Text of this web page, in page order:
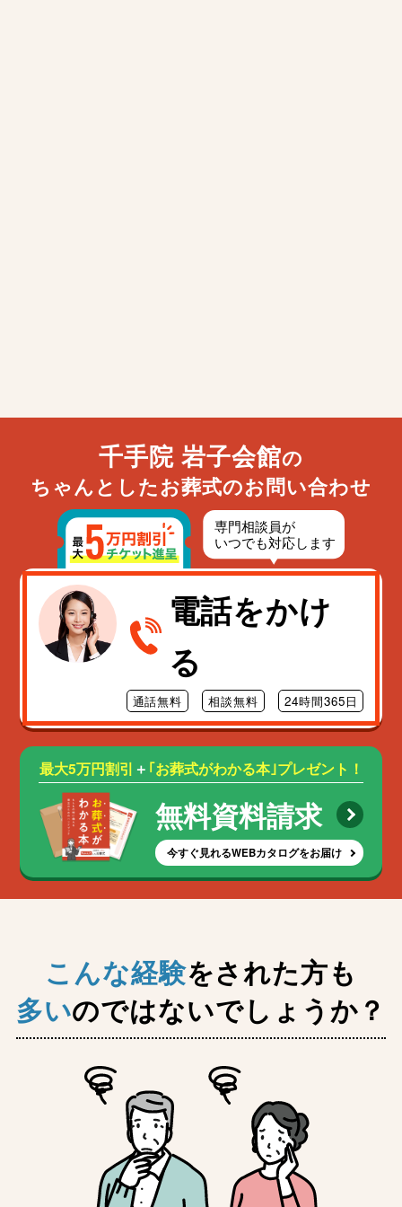
千手院 岩子会館の
ちゃんとしたお葬式のお問い合わせ
電話をかけ
る
通話無料 相談無料 24時間365日
最大5万円割引 ＋ ｢お葬式がわかる本｣プレゼント！
無料資料請求
今すぐ見れるWEBカタログをお届け
こんな経験をされた方も
多いのではないでしょうか？